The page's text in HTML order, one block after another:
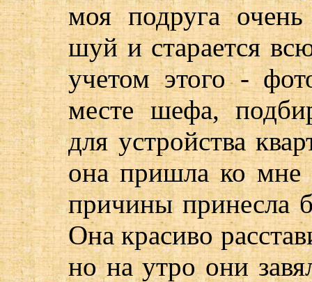
моя подруга
шуй и старается
учетом этого -
месте шефа,
для устройства
она пришла ко мне
причины принесла
Она красиво
но на утро они